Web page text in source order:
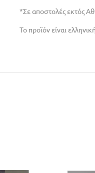
*Σε αποστολές εκτός
Το προϊόν είναι